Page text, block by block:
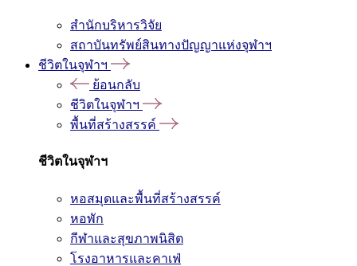
สำนักบริหารวิจัย
สถาบันทรัพย์สินทางปัญญาแห่งจุฬาฯ
ชีวิตในจุฬาฯ
ย้อนกลับ
ชีวิตในจุฬาฯ
พื้นที่สร้างสรรค์
ชีวิตในจุฬาฯ
หอสมุดและพื้นที่สร้างสรรค์
หอพัก
กีฬาและสุขภาพนิสิต
โรงอาหารและคาเฟ่